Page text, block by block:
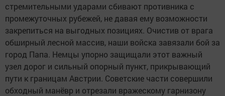
стремительными ударами сбивают противника с
промежуточных рубежей, не давая ему возможности
закрепиться на выгодных позициях. Очистив от врага
обширный лесной массив, наши войска завязали бой за
город Папа. Немцы упорно защищали этот важный
узел дорог и сильный опорный пункт, прикрывающий
пути к границам Австрии. Советские части совершили
обходный манёвр и отрезали вражескому гарнизону